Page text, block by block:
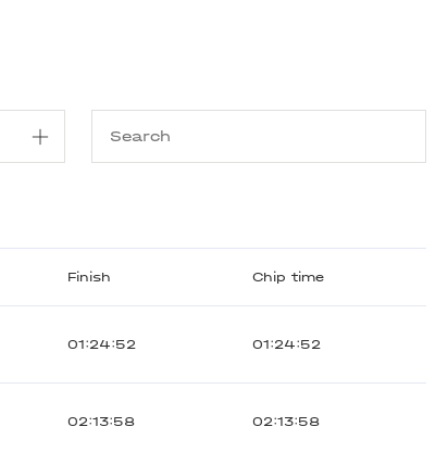
Finish Chip time
01:24:52 01:24:52
02:13:58 02:13:58